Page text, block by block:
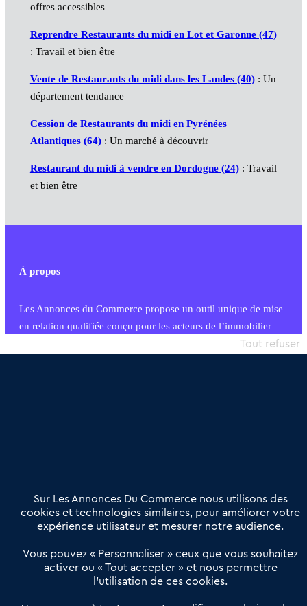
offres accessibles
Reprendre Restaurants du midi en Lot et Garonne (47)
: Travail et bien être
Vente de Restaurants du midi dans les Landes (40): Un
département tendance
Cession de Restaurants du midi en Pyrénées
Atlantiques (64): Un marché à découvrir
Restaurant du midi à vendre en Dordogne (24): Travail
et bien être
À propos
Les Annonces du Commerce propose un outil unique de mise
en relation qualifiée conçu pour les acteurs de l’immobilier
commercial et les collectivités territoriales, simple et intégrant
Offres Pro
Actualités
Qui sommes nous ?
Derniers articles
Réseau 3C : un partenaire national dédié aux transactions
Sur Les Annonces Du Commerce nous utilisons des
cookies et technologies similaires, pour améliorer votre
expérience utilisateur et mesurer notre audience.
Vous pouvez « Personnaliser » ceux que vous souhaitez
activer ou « Tout accepter » et nous permettre
l’utilisation de ces cookies.
Tout refuser